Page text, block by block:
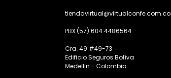
tiendavirtual@virtualconfe.com.co
PBX (57) 604 4486564
Cra. 49 #49-73
Edificio Seguros Bolíva
Medellin - Colombia